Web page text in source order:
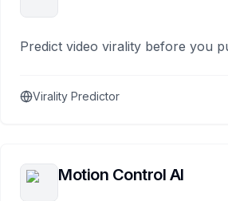
Predict video virality before you
Virality Predictor
Motion Control AI